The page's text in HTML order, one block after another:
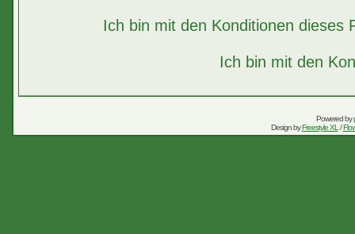
Ich bin mit den Konditionen dieses
Ich bin mit den
Powered by
Design byFreestyle XL /